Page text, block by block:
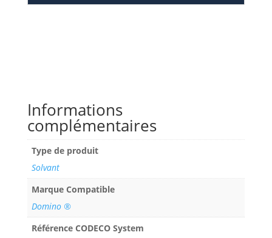
Informations
complémentaires
Type de produit
Solvant
Marque Compatible
Domino ®
Référence CODECO System